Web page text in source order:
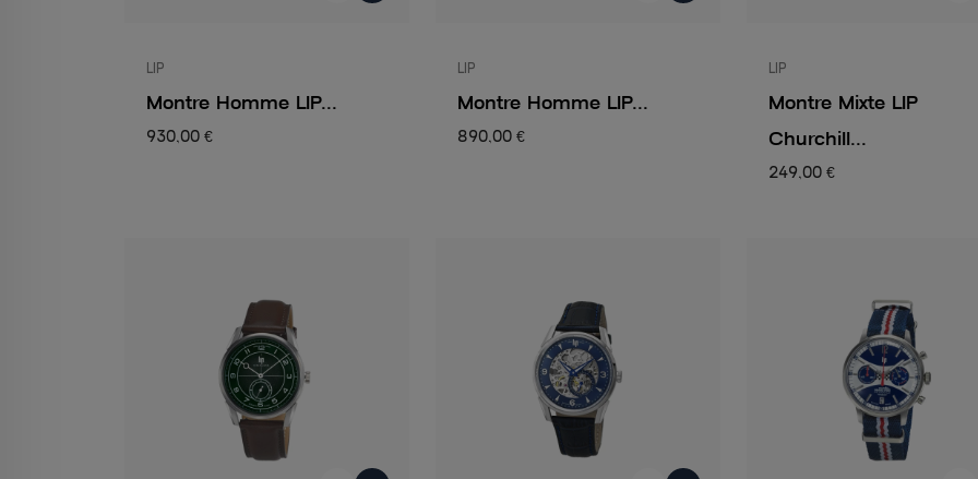
LIP
Montre Homme LIP...
930,00 €
LIP
Montre Homme LIP...
890,00 €
LIP
Montre Mixte LIP
Churchill...
249,00 €